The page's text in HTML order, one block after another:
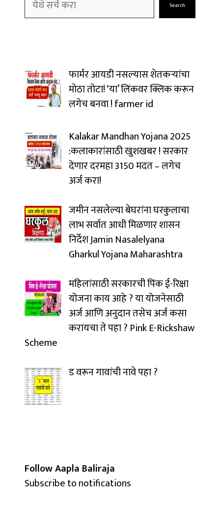
Search
फार्मर आयडी नसल्यास शेतकऱ्यांचा
मोठा तोटा! ‘या’ लिंकवर क्लिक करून
लगेच बनवा ! farmer id
Kalakar Mandhan Yojana 2025
:कलाकारांसाठी खुशखबर ! सरकार
देणार दरमहा ₹3150 मदत – लगेच
अर्ज करा!
जमीन नसलेल्या बेघरांना घरकुलाचा
लाभ सर्वात आधी मिळणार शासन
निर्देश Jamin Nasalelyana
Gharkul Yojana Maharashtra
महिलांसाठी सरकारची पिंक ई-रिक्षा
योजना काय आहे ? या योजनेसाठी
अर्ज आणि अनुदान तसेच अर्ज कसा
करायचा ते पहा ? Pink E-Rickshaw
Scheme
ड वरून गावांची नावे पहा ?
Follow Aapla Baliraja
Subscribe to notifications